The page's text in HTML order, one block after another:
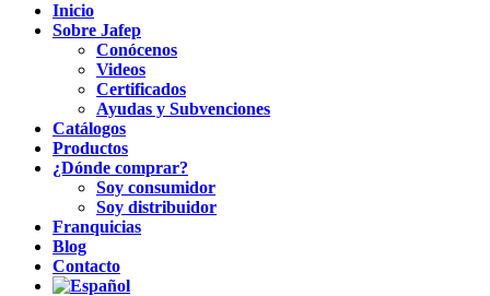
Inicio
Sobre Jafep
Conócenos
Videos
Certificados
Ayudas y Subvenciones
Catálogos
Productos
¿Dónde comprar?
Soy consumidor
Soy distribuidor
Franquicias
Blog
Contacto